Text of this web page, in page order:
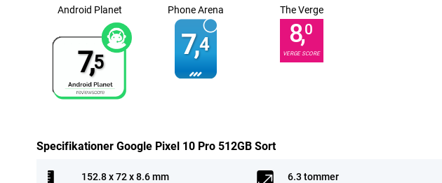
Android Planet
7,5
Phone Arena
7,4
The Verge
8,0
VERGE SCORE
Specifikationer Google Pixel 10 Pro 512GB Sort
152.8 x 72 x 8.6 mm 6.3 tommer